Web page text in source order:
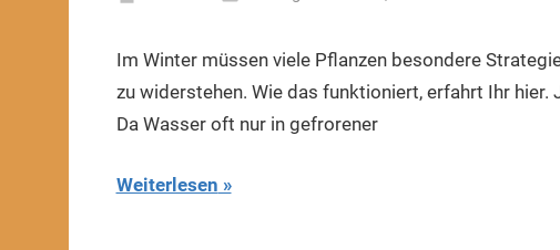
Dezember
Im Winter müssen viele Pflanzen besondere
zu widerstehen. Wie das funktioniert, erfahrt Ihr
Da Wasser oft nur in gefrorener
Weiterlesen